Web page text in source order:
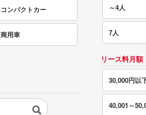
コンパクトカー
商用車
～4人
7人
リース料月額
30,000円以
40,001～